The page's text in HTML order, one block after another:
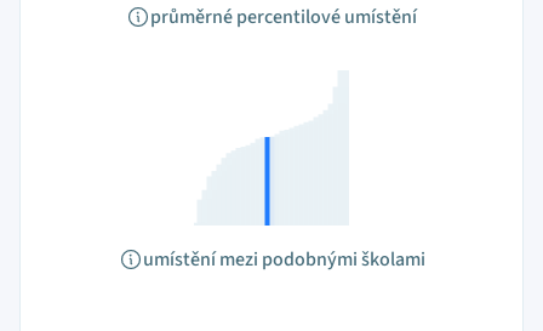
průměrné percentilové umístění
umístění mezi podobnými školami